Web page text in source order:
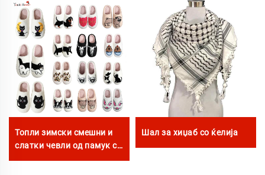
Топли зимски смешни и
слатки чевли од памук со
Шал за хиџаб со ќелија